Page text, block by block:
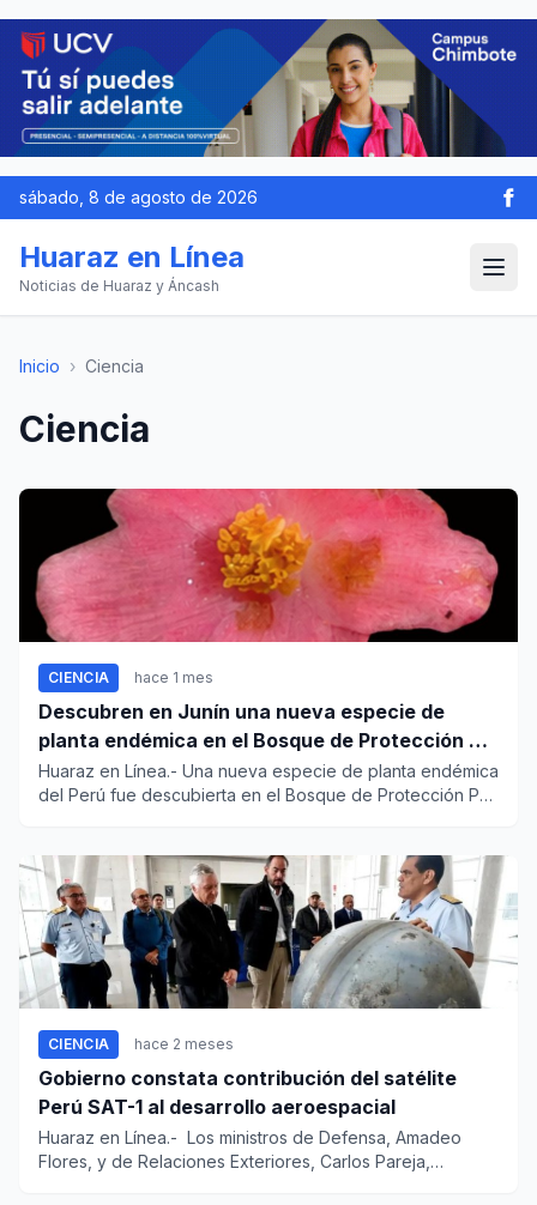
sábado, 8 de agosto de 2026
Huaraz en Línea
Noticias de Huaraz y Áncash
Inicio › Ciencia
Ciencia
CIENCIA hace 1 mes
Descubren en Junín una nueva especie de
planta endémica en el Bosque de Protección Pui
Pui
Huaraz en Línea.- Una nueva especie de planta endémica
del Perú fue descubierta en el Bosque de Protección Pui
CIENCIA hace 2 meses
Gobierno constata contribución del satélite
Perú SAT-1 al desarrollo aeroespacial
Huaraz en Línea.- Los ministros de Defensa, Amadeo
Flores, y de Relaciones Exteriores, Carlos Pareja,